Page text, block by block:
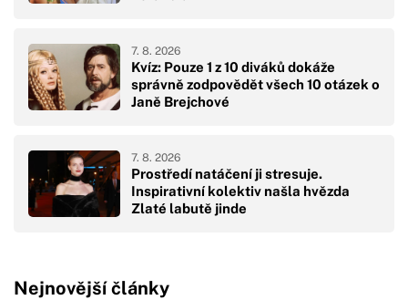
Kvíz: Pouze 1 z 10 diváků dokáže
správně zodpovědět všech 10 otázek o
Janě Brejchové
7. 8. 2026
Prostředí natáčení ji stresuje.
Inspirativní kolektiv našla hvězda
Zlaté labutě jinde
7. 8. 2026
Nejnovější články